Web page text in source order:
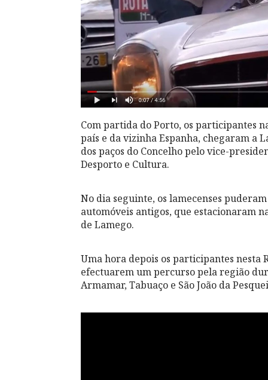
Com partida do Porto, os participantes
país e da vizinha Espanha, chegaram a
dos paços do Concelho pelo vice-
Desporto e Cultura.
No dia seguinte, os lamecenses
automóveis antigos, que estacionaram
de Lamego.
Uma hora depois os participantes nesta
efectuarem um percurso pela região
Armamar, Tabuaço e São João da